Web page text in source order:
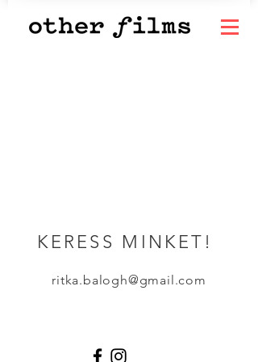
KERESS MINKET!
ritka.balogh@gmail.com